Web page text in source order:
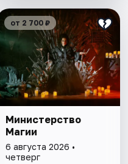
от 2 700 ₽
Министерство
Магии
6 августа 2026 •
четверг